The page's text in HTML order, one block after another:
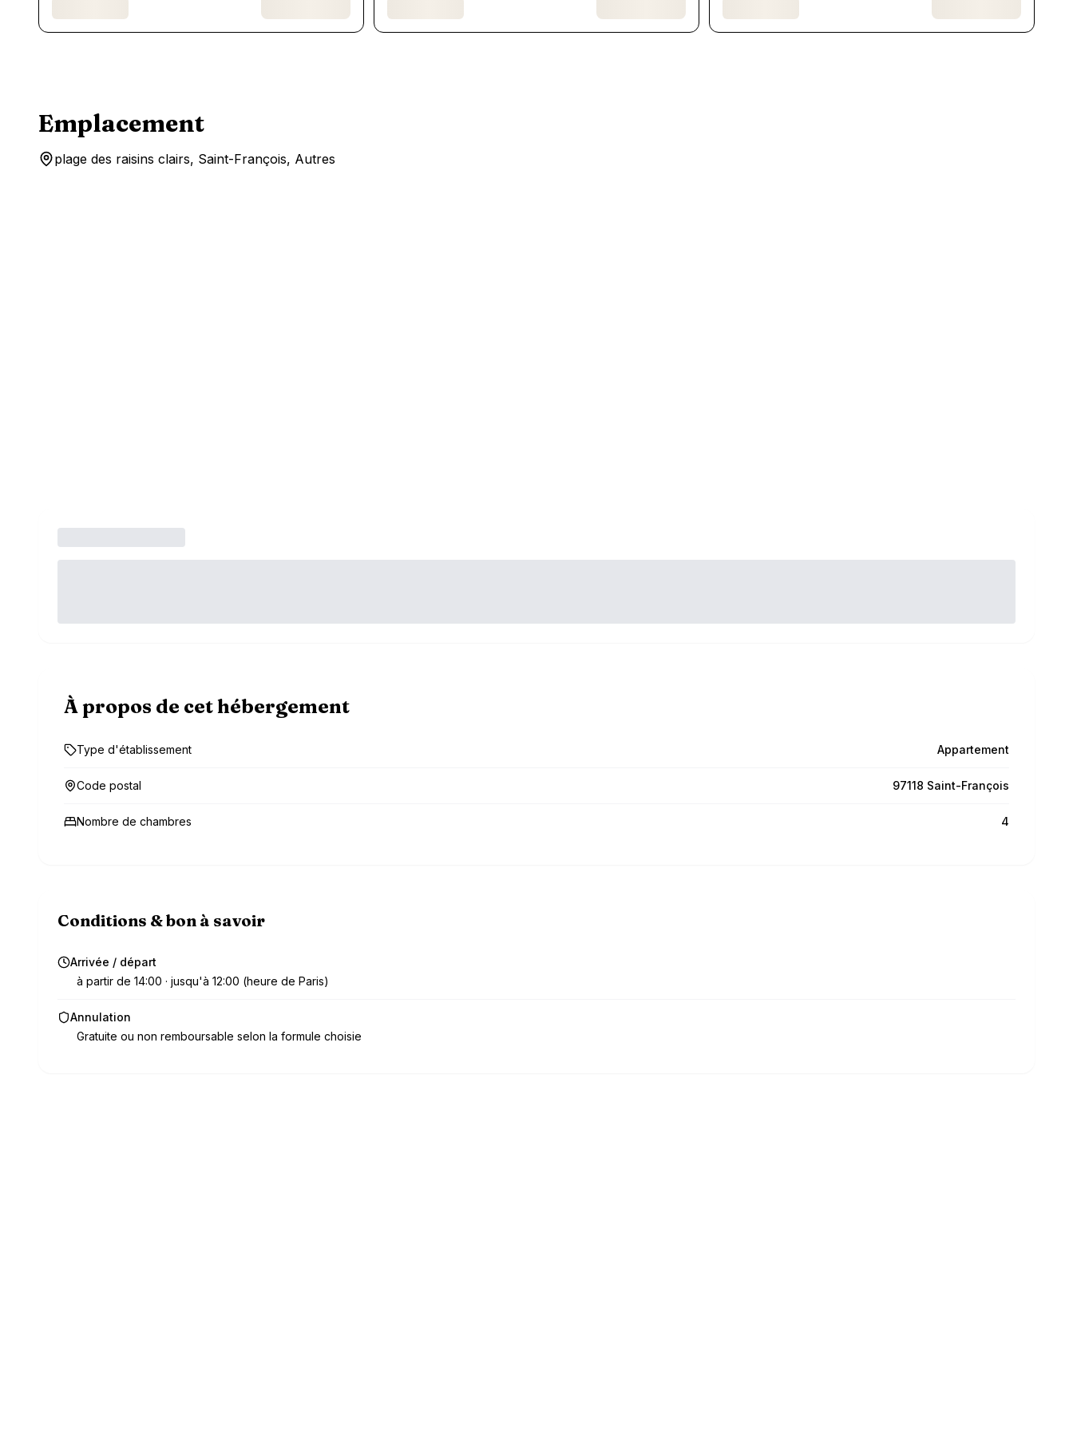
Emplacement
plage des raisins clairs, Saint-François, Autres
À propos de cet hébergement
Type d'établissement Appartement
Code postal 97118 Saint-François
Nombre de chambres 4
Conditions & bon à savoir
Arrivée / départ
à partir de 14:00 · jusqu'à 12:00 (heure de Paris)
Annulation
Gratuite ou non remboursable selon la formule choisie